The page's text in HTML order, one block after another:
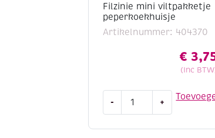
Filzinie mini viltpakketje
peperkoekhuisje
Artikelnummer: 404370
€
(Inc
- +